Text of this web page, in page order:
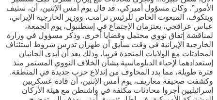
الأمور”. وكان ‌مسؤول أميركي، قد قال يوم أمس الإثنين، أن، ستيف
ويتكوف، المبعوث الخاص للرئيس ترامب، ‌ووزير الخارجية الإيراني،
عباس عراقجي، يعتزمان الإجتماع في إسطنبول، يوم الجمعة،
لمناقشة إتفاق نووي محتمل وقضايا أخرى. وذكر مسؤول في وزارة
الخارجية الإيرانية في وقت ‍سابق أن طهران تدرس شروط استئناف
المحادثات مع الولايات المتحدة قريبا، وذلك بعد أن أبدى الجانبان
إستعدادهما لإحياء الدبلوماسية ‍بشأن الخلاف النووي المستمر منذ
فترة طويلة، مما ‌بدد المخاوف من إندلاع حرب جديدة في المنطقة.
وكشفت صحيفة معاريف، يوم أمس الإثنين، أن قادة عسكريين
إسرائيليين أجروا محادثات مكثفة في واشنطن مع هيئة الأركان